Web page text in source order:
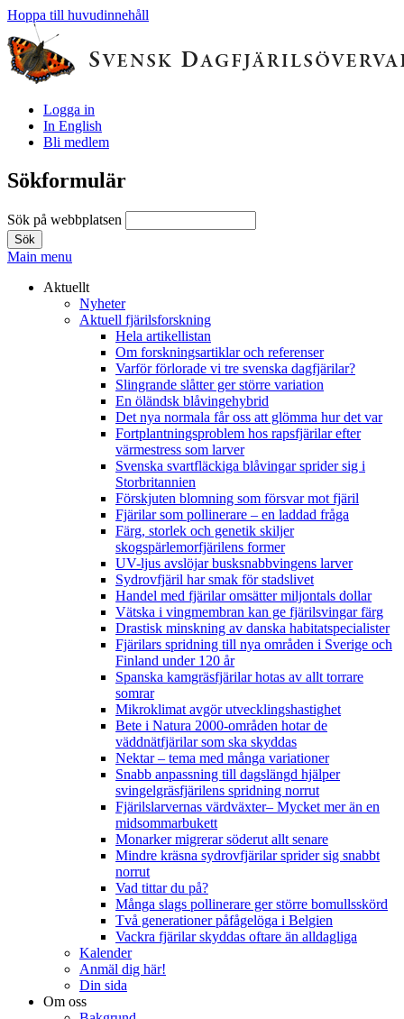
Hoppa till huvudinnehåll
Logga in
In English
Bli medlem
Sökformulär
Sök på webbplatsen
Main menu
Aktuellt
Nyheter
Aktuell fjärilsforskning
Hela artikellistan
Om forskningsartiklar och referenser
Varför förlorade vi tre svenska dagfjärilar?
Slingrande slåtter ger större variation
En öländsk blåvingehybrid
Det nya normala får oss att glömma hur det var
Fortplantningsproblem hos rapsfjärilar efter
värmestress som larver
Svenska svartfläckiga blåvingar sprider sig i
Storbritannien
Förskjuten blomning som försvar mot fjäril
Fjärilar som pollinerare – en laddad fråga
Färg, storlek och genetik skiljer
skogspärlemorfjärilens former
UV-ljus avslöjar busksnabbvingens larver
Sydrovfjäril har smak för stadslivet
Handel med fjärilar omsätter miljontals dollar
Vätska i vingmembran kan ge fjärilsvingar färg
Drastisk minskning av danska habitatspecialister
Fjärilars spridning till nya områden i Sverige och
Finland under 120 år
Spanska kamgräsfjärilar hotas av allt torrare
somrar
Mikroklimat avgör utvecklingshastighet
Bete i Natura 2000-områden hotar de
väddnätfjärilar som ska skyddas
Nektar – tema med många variationer
Snabb anpassning till dagslängd hjälper
svingelgräsfjärilens spridning norrut
Fjärilslarvernas värdväxter– Mycket mer än en
midsommarbukett
Monarker migrerar söderut allt senare
Mindre kräsna sydrovfjärilar sprider sig snabbt
norrut
Vad tittar du på?
Många slags pollinerare ger större bomullsskörd
Två generationer påfågelöga i Belgien
Vackra fjärilar skyddas oftare än alldagliga
Kalender
Anmäl dig här!
Din sida
Om oss